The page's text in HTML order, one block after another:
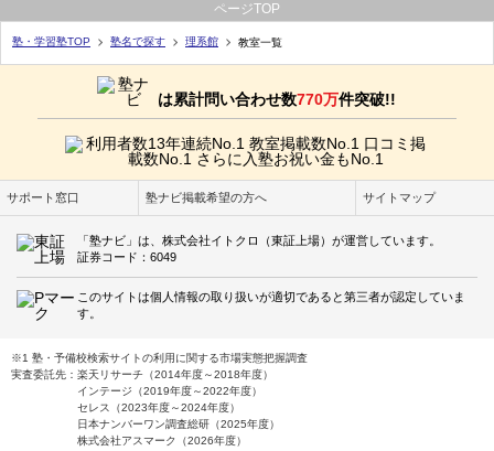
ページTOP
塾・学習塾TOP 塾名で探す 理系館 教室一覧
は累計問い合わせ数770万件突破!!
サポート窓口 塾ナビ掲載希望の方へ サイトマップ
「塾ナビ」は、株式会社イトクロ（東証上場）が運営しています。
証券コード：6049
このサイトは個人情報の取り扱いが適切であると第三者が認定していま
す。
※1 塾・予備校検索サイトの利用に関する市場実態把握調査
実査委託先：楽天リサーチ（2014年度～2018年度）
インテージ（2019年度～2022年度）
セレス（2023年度～2024年度）
日本ナンバーワン調査総研（2025年度）
株式会社アスマーク（2026年度）